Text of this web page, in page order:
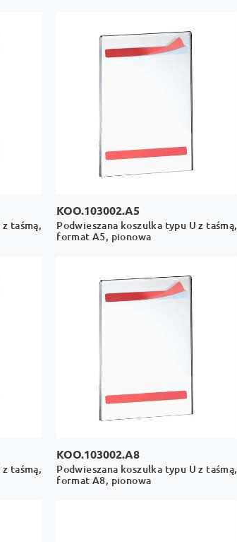
taśmą,
KOO.103002.A5
Podwieszana koszulka typu U z taśmą,
format A5, pionowa
taśmą,
KOO.103002.A8
Podwieszana koszulka typu U z taśmą,
format A8, pionowa